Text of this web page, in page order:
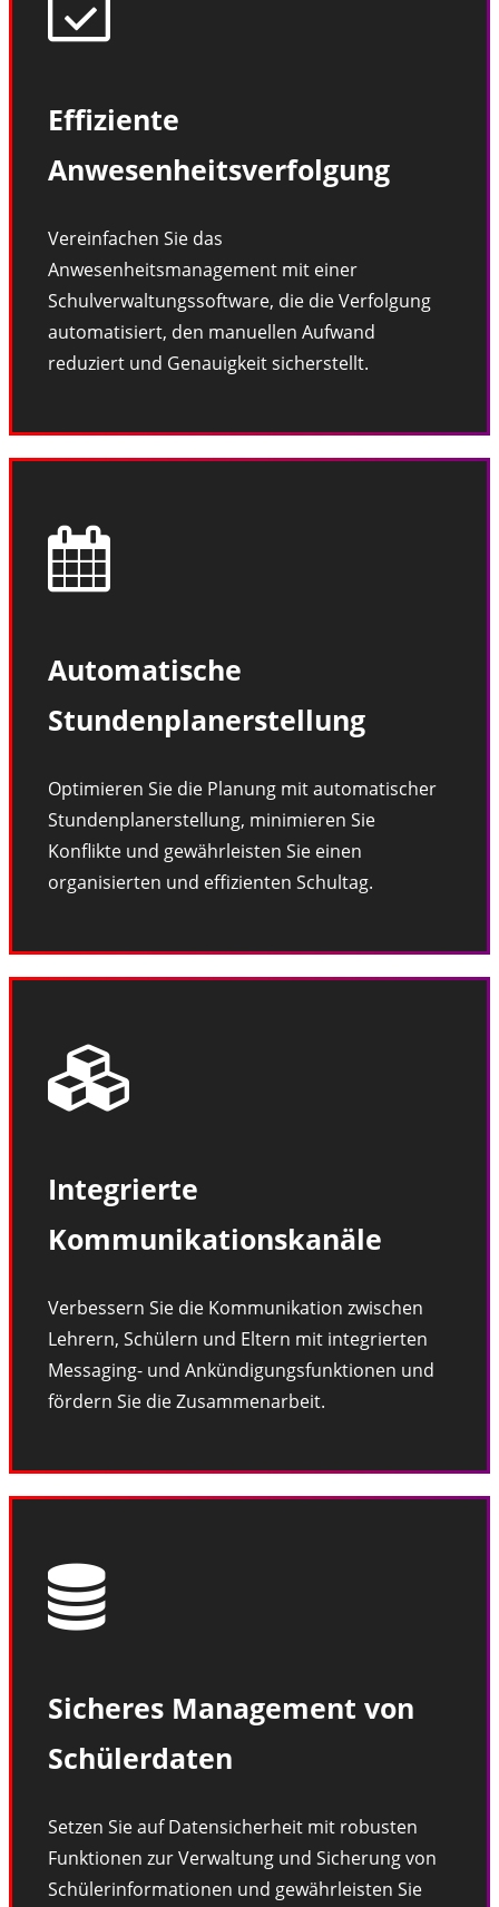
Effiziente
Anwesenheitsverfolgung
Vereinfachen Sie das
Anwesenheitsmanagement mit einer
Schulverwaltungssoftware, die die Verfolgung
automatisiert, den manuellen Aufwand
reduziert und Genauigkeit sicherstellt.
Automatische
Stundenplanerstellung
Optimieren Sie die Planung mit automatischer
Stundenplanerstellung, minimieren Sie
Konflikte und gewährleisten Sie einen
organisierten und effizienten Schultag.
Integrierte
Kommunikationskanäle
Verbessern Sie die Kommunikation zwischen
Lehrern, Schülern und Eltern mit integrierten
Messaging- und Ankündigungsfunktionen und
fördern Sie die Zusammenarbeit.
Sicheres Management von
Schülerdaten
Setzen Sie auf Datensicherheit mit robusten
Funktionen zur Verwaltung und Sicherung von
Schülerinformationen und gewährleisten Sie